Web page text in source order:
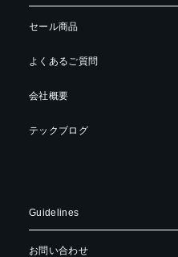
セール商品
よくあるご質問
会社概要
テックブログ
Guidelines
お問い合わせ